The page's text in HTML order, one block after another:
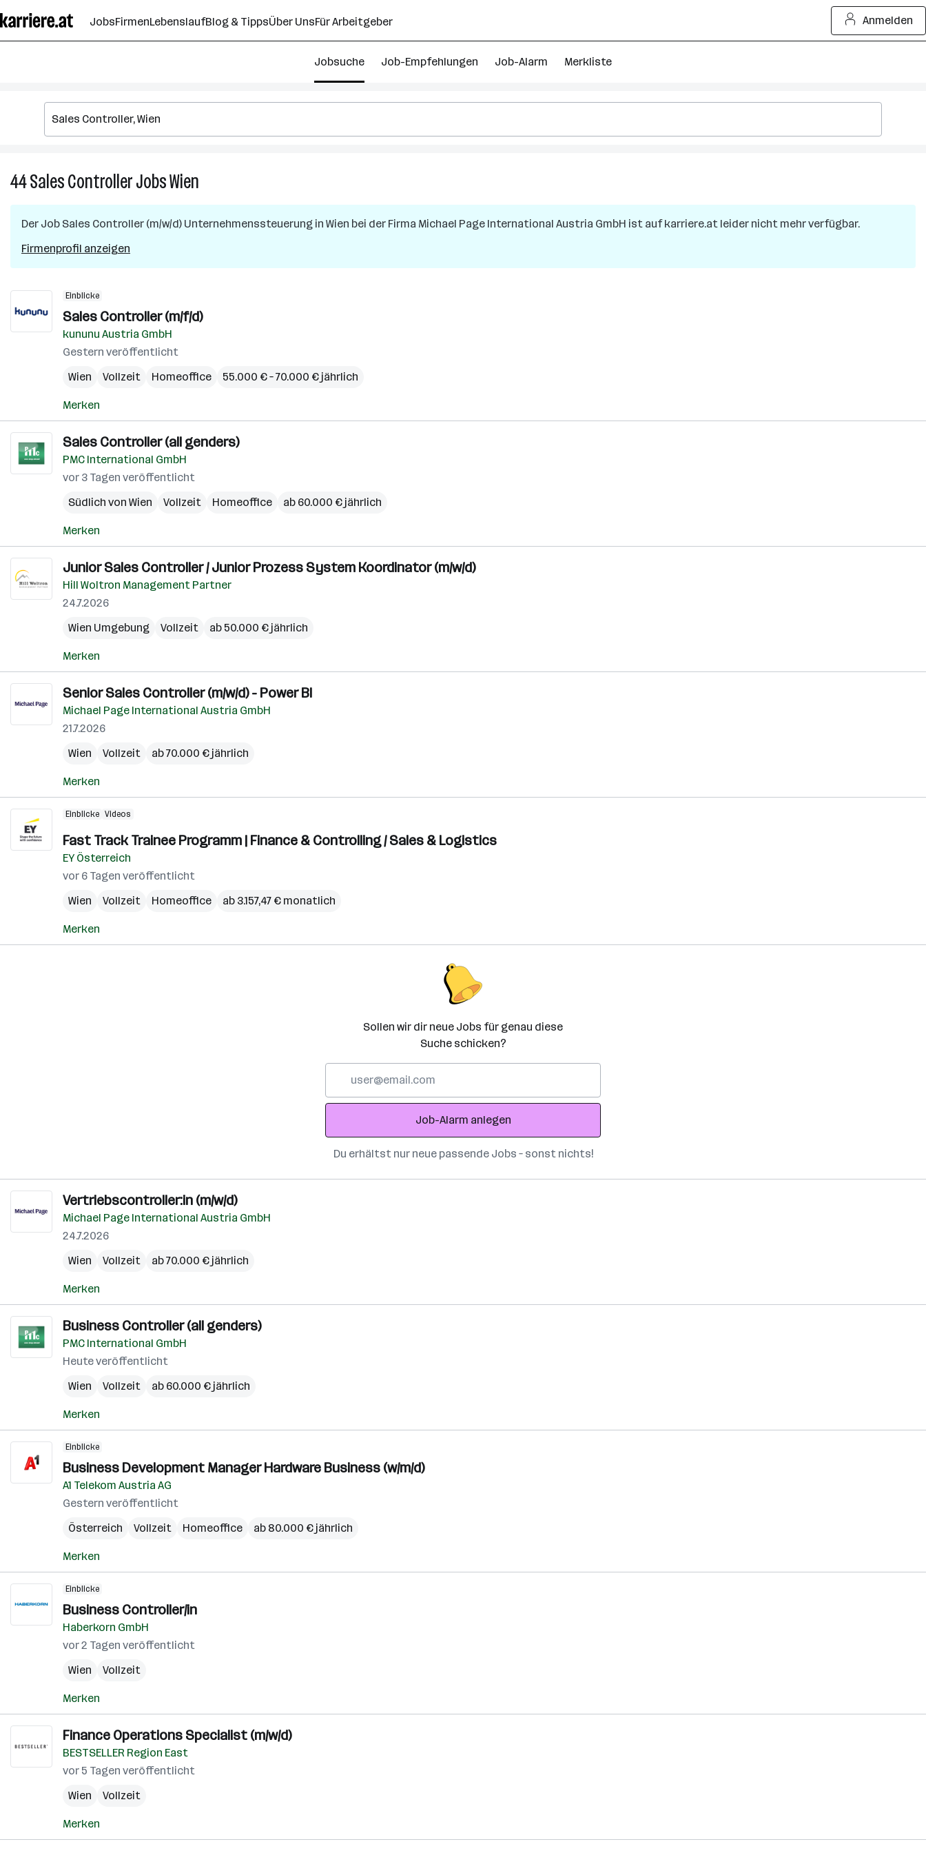
Seiteninhalt
springen
JobsFirmenLebenslaufBlog & TippsÜber UnsFür Arbeitgeber Anmelden
Jobsuche Job-Empfehlungen Job-Alarm Merkliste
44Sales ControllerJobsWien
Jobs
Der Job Sales Controller (m/w/d) Unternehmenssteuerung in Wien bei der Firma Michael Page International Austria GmbH ist auf karriere.at leider nicht mehr verfügbar.
Firmenprofil anzeigen
Einblicke
Sales Controller (m/f/d)
kununu Austria GmbH
Gestern veröffentlicht
Wien
Vollzeit Homeoffice 55.000 € – 70.000 € jährlich
Merken
Sales Controller (all genders)
PMC International GmbH
vor 3 Tagen veröffentlicht
Südlich von Wien
Vollzeit Homeoffice ab 60.000 € jährlich
Merken
Junior Sales Controller / Junior Prozess System Koordinator (m/w/d)
Hill Woltron Management Partner
24.7.2026
Wien Umgebung
Vollzeit ab 50.000 € jährlich
Merken
Senior Sales Controller (m/w/d) - Power BI
Michael Page International Austria GmbH
21.7.2026
Wien
Vollzeit ab 70.000 € jährlich
Merken
Einblicke Videos
Fast Track Trainee Programm | Finance & Controlling / Sales & Logistics
EY Österreich
vor 6 Tagen veröffentlicht
Wien
Vollzeit Homeoffice ab 3.157,47 € monatlich
Merken
Sollen wir dir neue Jobs für genau diese
Suche schicken?
Adresse
Job-Alarm anlegen
Du erhältst nur neue passende Jobs – sonst nichts!
Vertriebscontroller:in (m/w/d)
Michael Page International Austria GmbH
24.7.2026
Wien
Vollzeit ab 70.000 € jährlich
Merken
Business Controller (all genders)
PMC International GmbH
Heute veröffentlicht
Wien
Vollzeit ab 60.000 € jährlich
Merken
Einblicke
Business Development Manager Hardware Business (w/m/d)
A1 Telekom Austria AG
Gestern veröffentlicht
Österreich
Vollzeit Homeoffice ab 80.000 € jährlich
Merken
Einblicke
Business Controller/in
Haberkorn GmbH
vor 2 Tagen veröffentlicht
Wien
Vollzeit
Merken
Finance Operations Specialist (m/w/d)
BESTSELLER Region East
vor 5 Tagen veröffentlicht
Wien
Vollzeit
Merken